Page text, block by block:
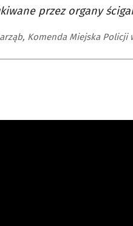
przez organy
Komenda Miejska Policji